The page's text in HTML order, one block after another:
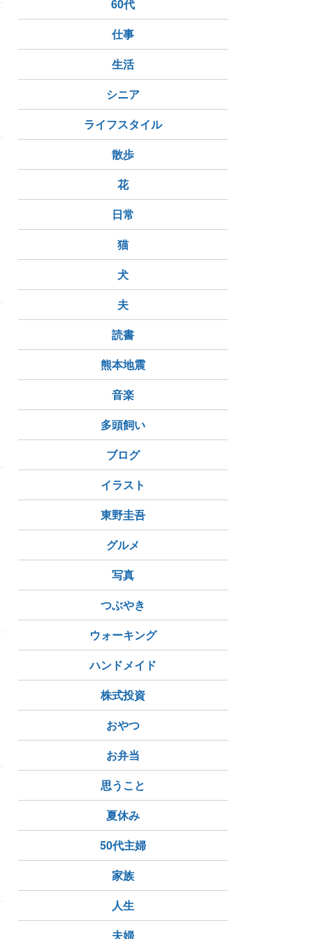
60代
仕事
生活
シニア
ライフスタイル
散歩
花
日常
猫
犬
夫
読書
熊本地震
音楽
多頭飼い
ブログ
イラスト
東野圭吾
グルメ
写真
つぶやき
ウォーキング
ハンドメイド
株式投資
おやつ
お弁当
思うこと
夏休み
50代主婦
家族
人生
夫婦